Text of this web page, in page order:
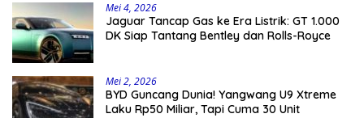
Mei 4, 2026
Jaguar Tancap Gas ke Era Listrik: GT 1.000
DK Siap Tantang Bentley dan Rolls-Royce
Mei 2, 2026
BYD Guncang Dunia! Yangwang U9 Xtreme
Laku Rp50 Miliar, Tapi Cuma 30 Unit